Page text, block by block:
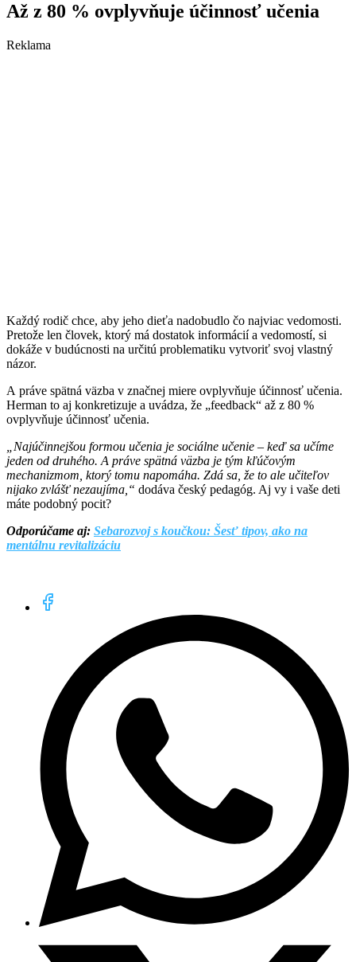
Až z 80 % ovplyvňuje účinnosť učenia
Reklama
Každý rodič chce, aby jeho dieťa nadobudlo čo najviac vedomosti.
Pretože len človek, ktorý má dostatok informácií a vedomostí, si
dokáže v budúcnosti na určitú problematiku vytvoriť svoj vlastný
názor.
A práve spätná väzba v značnej miere ovplyvňuje účinnosť učenia.
Herman to aj konkretizuje a uvádza, že „feedback“ až z 80 %
ovplyvňuje účinnosť učenia.
„Najúčinnejšou formou učenia je sociálne učenie – keď sa učíme
jeden od druhého. A práve spätná väzba je tým kľúčovým
mechanizmom, ktorý tomu napomáha. Zdá sa, že to ale učiteľov
nijako zvlášť nezaujíma,“ dodáva český pedagóg. Aj vy i vaše deti
máte podobný pocit?
Odporúčame aj: Sebarozvoj s koučkou: Šesť tipov, ako na
mentálnu revitalizáciu